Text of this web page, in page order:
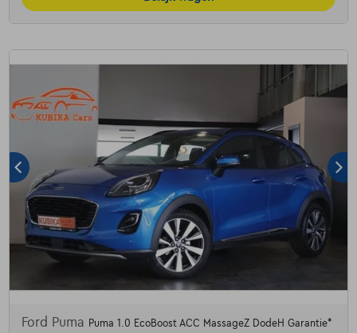
Ford Puma Puma 1.0 EcoBoost ACC MassageZ DodeH Garantie*